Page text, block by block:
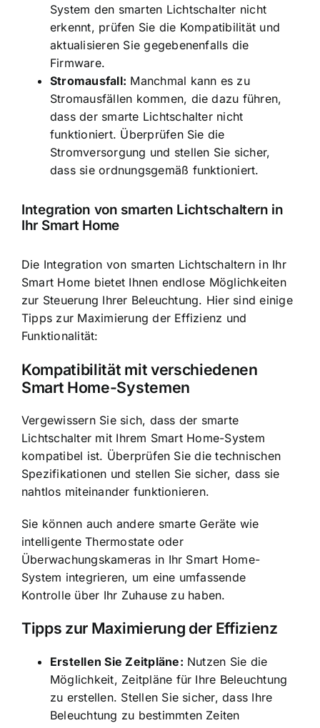
System den smarten Lichtschalter nicht
erkennt, prüfen Sie die Kompatibilität und
aktualisieren Sie gegebenenfalls die
Firmware.
Stromausfall: Manchmal kann es zu
Stromausfällen kommen, die dazu führen,
dass der smarte Lichtschalter nicht
funktioniert. Überprüfen Sie die
Stromversorgung und stellen Sie sicher,
dass sie ordnungsgemäß funktioniert.
Integration von smarten Lichtschaltern in
Ihr Smart Home
Die Integration von smarten Lichtschaltern in Ihr
Smart Home bietet Ihnen endlose Möglichkeiten
zur Steuerung Ihrer Beleuchtung. Hier sind einige
Tipps zur Maximierung der Effizienz und
Funktionalität:
Kompatibilität mit verschiedenen
Smart Home-Systemen
Vergewissern Sie sich, dass der smarte
Lichtschalter mit Ihrem Smart Home-System
kompatibel ist. Überprüfen Sie die technischen
Spezifikationen und stellen Sie sicher, dass sie
nahtlos miteinander funktionieren.
Sie können auch andere smarte Geräte wie
intelligente Thermostate oder
Überwachungskameras in Ihr Smart Home-
System integrieren, um eine umfassende
Kontrolle über Ihr Zuhause zu haben.
Tipps zur Maximierung der Effizienz
Erstellen Sie Zeitpläne: Nutzen Sie die
Möglichkeit, Zeitpläne für Ihre Beleuchtung
zu erstellen. Stellen Sie sicher, dass Ihre
Beleuchtung zu bestimmten Zeiten